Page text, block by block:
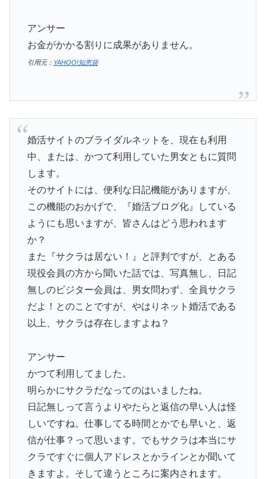
アンサー
お金がかかる割りに成果がありません。
引用元： YAHOO!知恵袋
婚活サイトのブライダルネットを、現在も利用
中、または、かつて利用していた男女ともに質問
します。
そのサイトには、便利な日記機能がありますが、
この機能のおかげで、『婚活ブログ化』している
ようにも思いますが、皆さんはどう思われます
か？
また『サクラは居ない！』と評判ですが、とある
現役会員の方から聞いた話では、写真無し、日記
無しのビジター会員は、男女問わず、全員サクラ
だよ！とのことですが、やはりネット婚活である
以上、サクラは存在しますよね？
アンサー
かつて利用してました。
明らかにサクラだなってのはいましたね。
日記無しって言うよりやたらと返信の早い人は怪
しいですね。仕事してる時間とかでも早いと、返
信が仕事？って思います。でもサクラは本当にサ
クラですぐに個人アドレスとかラインとか聞いて
きますよ。そして違うところに案内されます。